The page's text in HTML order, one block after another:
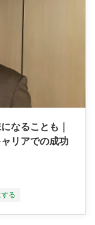
なることも｜
リアでの成功
する